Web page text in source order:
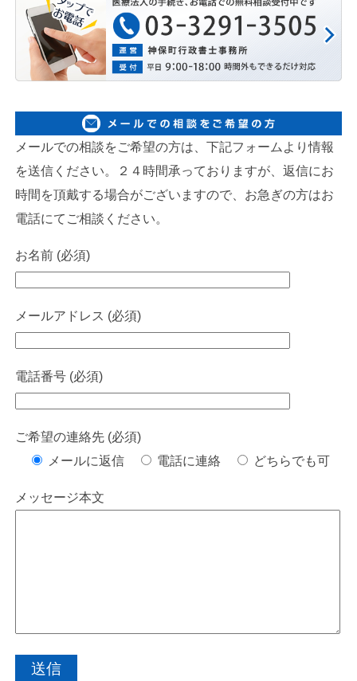
メールでの相談をご希望の方は、下記フォームより情報
を送信ください。２４時間承っておりますが、返信にお
時間を頂戴する場合がございますので、お急ぎの方はお
電話にてご相談ください。
お名前 (必須)
メールアドレス (必須)
電話番号 (必須)
ご希望の連絡先 (必須)
メールに返信
電話に連絡 どちらでも可
メッセージ本文